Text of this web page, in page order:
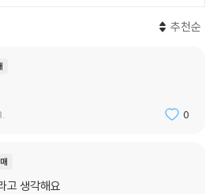
에서 벗어날 수 있을까? 대한민국 1호 인지과
하면서, 무기력을 극복하기 위한 통합적 마
의욕을 만들고, ‘정서’는 일의 창의성과 생산
추천순
0
고 생각해요